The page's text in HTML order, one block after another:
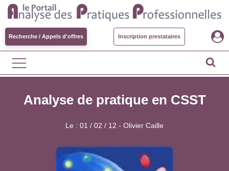
Recherche / Appels d'offres Inscription prestataires
Analyse de pratique en CSST
Le : 01 / 02 / 12 - Olivier Caille